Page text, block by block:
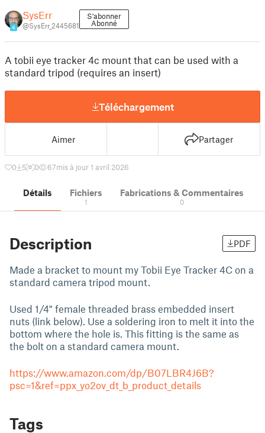
4
SysErr
@SysErr_2445681
S'abonner
Abonné
A tobii eye tracker 4c mount that can be used with a
standard tripod (requires an insert)
Téléchargement
Aimer Partager
0 5 0 67mis à jour 1 avril 2026
Détails Fichiers
1
Fabrications & Commentaires
0
Description PDF
Made a bracket to mount my Tobii Eye Tracker 4C on a
standard camera tripod mount.
Used 1/4" female threaded brass embedded insert
nuts (link below). Use a soldering iron to melt it into the
bottom where the hole is. This fitting is the same as
the bolt on a standard camera mount.
https://www.amazon.com/dp/B07LBR4J6B?
psc=1&ref=ppx_yo2ov_dt_b_product_details
Tags